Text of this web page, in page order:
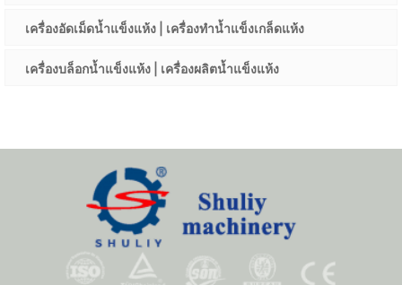
เครื่องอัดเม็ดน้ำแข็งแห้ง | เครื่องทำน้ำแข็งเกล็ดแห้ง
เครื่องบล็อกน้ำแข็งแห้ง | เครื่องผลิตน้ำแข็งแห้ง